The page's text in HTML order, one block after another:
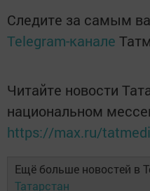
Следите за самым
Telegram-канале
Читайте новости
национальном
https://max.ru/
Ещё больше новостей в
Татарстан